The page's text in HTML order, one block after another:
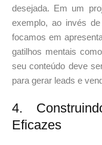
desejada. Em um
exemplo, ao invés
focamos em
gatilhos mentais
seu conteúdo deve
para gerar leads e
4.
Eficazes